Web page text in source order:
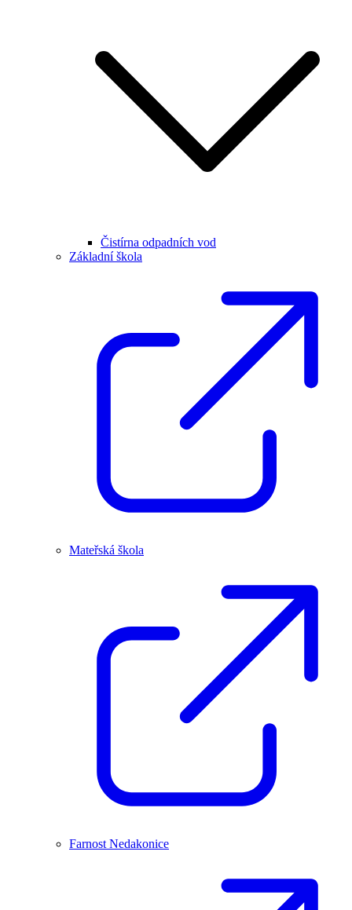
Čistírna odpadních vod
Základní škola
Mateřská škola
Farnost Nedakonice